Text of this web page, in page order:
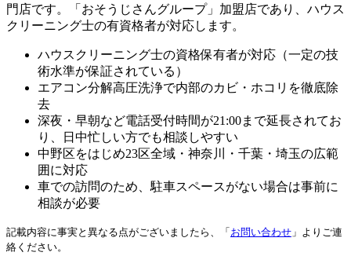
門店です。「おそうじさんグループ」加盟店であり、ハウス
クリーニング士の有資格者が対応します。
ハウスクリーニング士の資格保有者が対応（一定の技
術水準が保証されている）
エアコン分解高圧洗浄で内部のカビ・ホコリを徹底除
去
深夜・早朝など電話受付時間が21:00まで延長されてお
り、日中忙しい方でも相談しやすい
中野区をはじめ23区全域・神奈川・千葉・埼玉の広範
囲に対応
車での訪問のため、駐車スペースがない場合は事前に
相談が必要
記載内容に事実と異なる点がございましたら、「 お問い合わせ 」よりご連
絡ください。